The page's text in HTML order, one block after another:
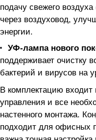
подачу свежего
через воздуховод,
энергии.
УФ-лампа нового
поддерживает очистку
бактерий и вирусов на
В комплектацию входит
управления и все
настенного монтажа.
подходит для офисных